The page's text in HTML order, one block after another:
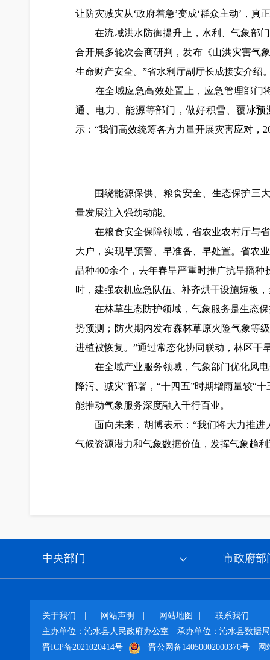
让防灾减灾从‘政府着急’变成‘群众主动’，真
在流域洪水防御提升上，水利、气象部门
合开展多轮次会商研判，发布《山洪灾害气
生命财产安全。”省水利厅副厅长成接安介绍
在全域应急高效处置上，应急管理部门
通、电力、能源等部门，做好积雪、覆冰
示：“我们高效统筹各方力量开展灾害应对，
围绕能源保供、粮食安全、生态保护三
量发展注入强劲动能。
在粮食安全保障领域，省农业农村厅与省
大户，实现早预警、早准备、早处置。省农
品种400余个，去年春旱严重时推广抗旱播种
时，建强农机应急队伍、补齐烘干设施短板
在林草生态防护领域，气象服务是生态保
势预测；防火期内发布森林草原火险气象等
进植被恢复。”通过常态化协同联动，林区干
在全域产业服务领域，气象部门优化风电
降污、减灾”部署，“十四五”时期增雨量较“
能推动气象服务深度融入千行百业。
面向未来，胡博表示：“我们将大力推进人
气候资源潜力和气象数据价值，发挥气象趋
中央部门 市政府部
关于我们 网站声明 网站地图
联系我们
主办单位：沁水县人民政府办公室
承办单位：沁水县数据局
晋ICP备2021020414号
晋公网备14050002000370号 网